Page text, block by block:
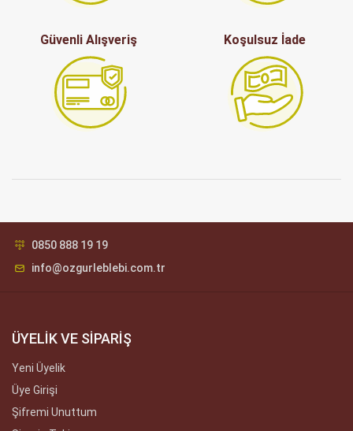
Güvenli Alışveriş Koşulsuz İade
0850 888 19 19
info@ozgurleblebi.com.tr
ÜYELİK VE SİPARİŞ
Yeni Üyelik
Üye Girişi
Şifremi Unuttum